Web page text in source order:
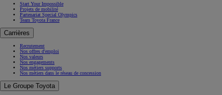
Start Your Impossible
Projets de mobilité
Partenariat Special Olympics
Team Toyota France
Carrières
Recrutement
Nos offres d'emploi
Nos valeurs
Nos engagements
Nos métiers supports
Nos métiers dans le réseau de concession
Le Groupe Toyota